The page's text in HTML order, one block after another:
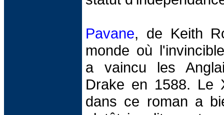
Pavane, de Keith
monde où
a vaincu les
Drake en 1588. Le
dans ce roman a